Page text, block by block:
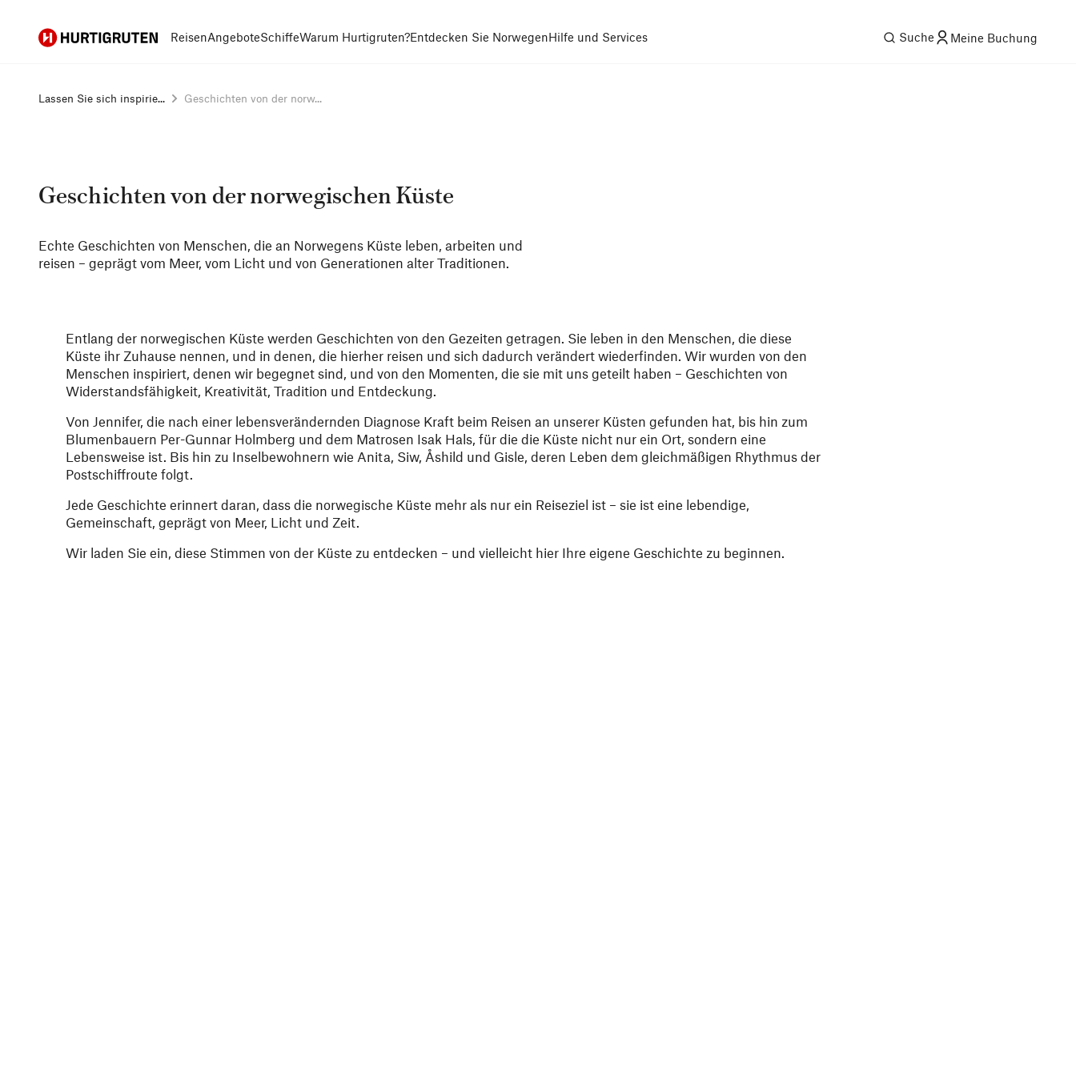
Hurtigruten ReisenAngeboteSchiffeWarum Hurtigruten?Entdecken Sie NorwegenHilfe und Services Suche Meine Buchung
Lassen Sie sich inspirie... Geschichten von der norw...
Geschichten von der norwegischen Küste
Echte Geschichten von Menschen, die an Norwegens Küste leben, arbeiten und
reisen – geprägt vom Meer, vom Licht und von Generationen alter Traditionen.
Entlang der norwegischen Küste werden Geschichten von den Gezeiten getragen. Sie leben in den Menschen, die diese
Küste ihr Zuhause nennen, und in denen, die hierher reisen und sich dadurch verändert wiederfinden. Wir wurden von den
Menschen inspiriert, denen wir begegnet sind, und von den Momenten, die sie mit uns geteilt haben – Geschichten von
Widerstandsfähigkeit, Kreativität, Tradition und Entdeckung.
Von Jennifer, die nach einer lebensverändernden Diagnose Kraft beim Reisen an unserer Küsten gefunden hat, bis hin zum
Blumenbauern Per-Gunnar Holmberg und dem Matrosen Isak Hals, für die die Küste nicht nur ein Ort, sondern eine
Lebensweise ist. Bis hin zu Inselbewohnern wie Anita, Siw, Åshild und Gisle, deren Leben dem gleichmäßigen Rhythmus der
Postschiffroute folgt.
Jede Geschichte erinnert daran, dass die norwegische Küste mehr als nur ein Reiseziel ist – sie ist eine lebendige,
Gemeinschaft, geprägt von Meer, Licht und Zeit.
Wir laden Sie ein, diese Stimmen von der Küste zu entdecken – und vielleicht hier Ihre eigene Geschichte zu beginnen.